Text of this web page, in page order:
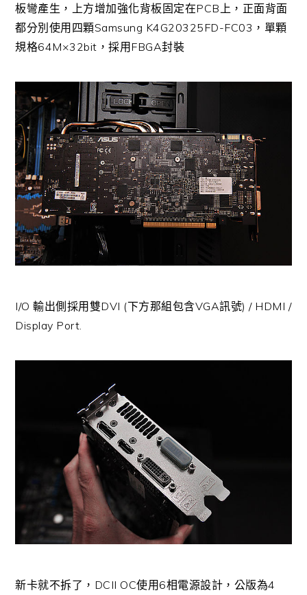
板彎產生，上方增加強化背板固定在PCB上，正面背面
都分別使用四顆Samsung K4G20325FD-FC03 ，單顆
規格64M×32bit，採用FBGA封裝
I/O 輸出側採用雙DVI (下方那組包含VGA訊號) / HDMI /
Display Port.
新卡就不拆了，DCII OC使用6相電源設計，公版為4